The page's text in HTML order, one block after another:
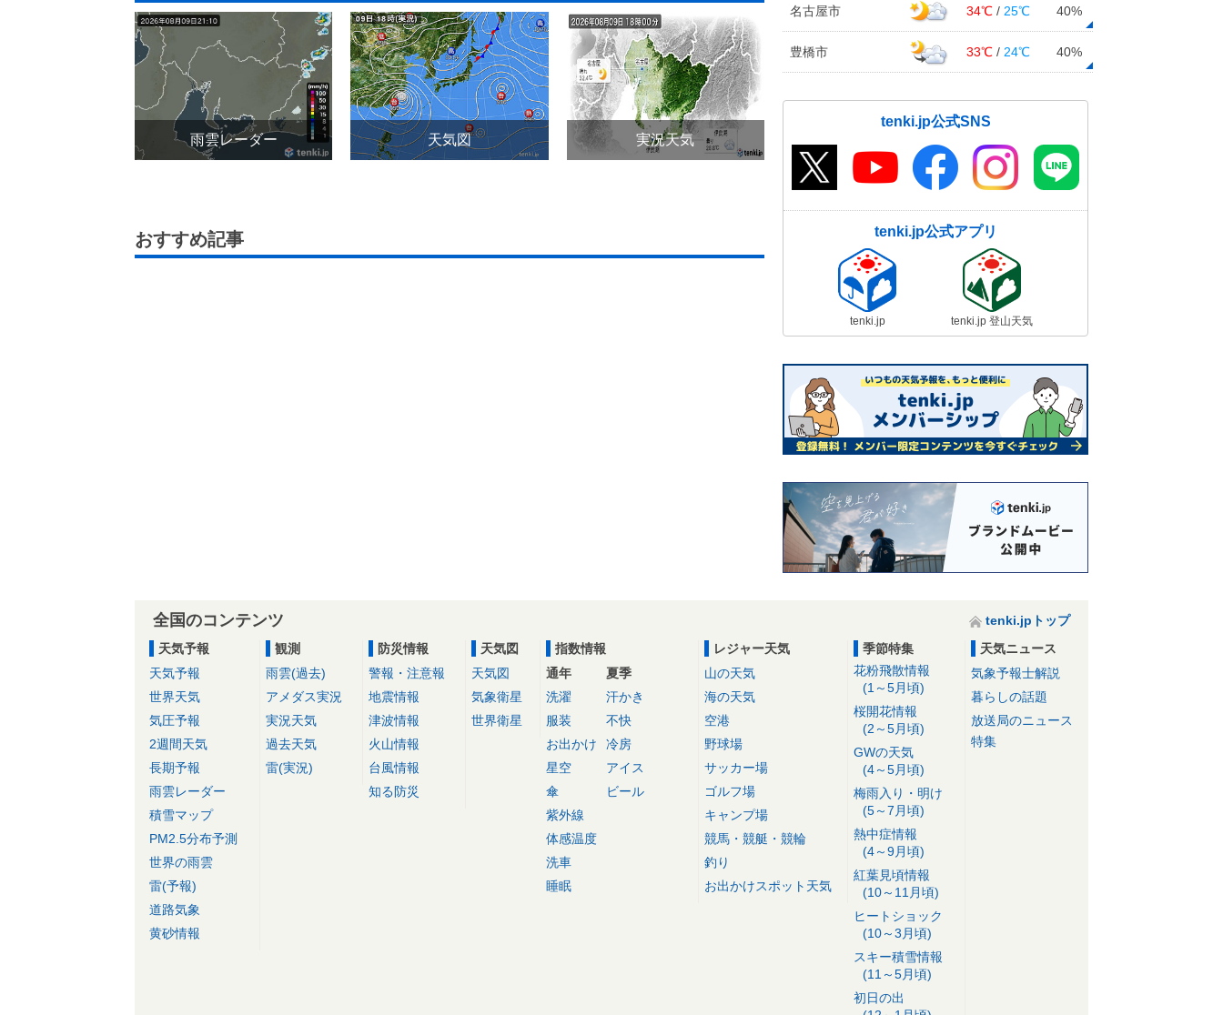
雨雲レーダー 天気図 実況天気
おすすめ記事
名古屋市 34℃ / 25℃ 40%
豊橋市 33℃ / 24℃ 40%
tenki.jp公式SNS
tenki.jp公式アプリ
tenki.jp tenki.jp 登山天気
全国のコンテンツ
tenki.jpトップ
天気予報
天気予報
世界天気
気圧予報
2週間天気
長期予報
雨雲レーダー
積雪マップ
PM2.5分布予測
世界の雨雲
雷(予報)
道路気象
黄砂情報
観測
雨雲(過去)
アメダス実況
実況天気
過去天気
雷(実況)
防災情報
警報・注意報
地震情報
津波情報
火山情報
台風情報
知る防災
天気図
天気図
気象衛星
世界衛星
指数情報
通年
洗濯
服装
お出かけ
星空
傘
紫外線
体感温度
洗車
睡眠
夏季
汗かき
不快
冷房
アイス
ビール
レジャー天気
山の天気
海の天気
空港
野球場
サッカー場
ゴルフ場
キャンプ場
競馬・競艇・競輪
釣り
お出かけスポット天気
季節特集
花粉飛散情報
(1～5月頃)
桜開花情報
(2～5月頃)
GWの天気
(4～5月頃)
梅雨入り・明け
(5～7月頃)
熱中症情報
(4～9月頃)
紅葉見頃情報
(10～11月頃)
ヒートショック
(10～3月頃)
スキー積雪情報
(11～5月頃)
初日の出
天気ニュース
気象予報士解説
暮らしの話題
放送局のニュース
特集